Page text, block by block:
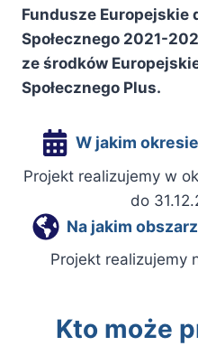
Fundusze Europejskie
Społecznego 2021-
ze środków
Społecznego Plus.
W jakim
Projekt realizujemy w
do
Na jakim
Projekt realizujemy
Kto może